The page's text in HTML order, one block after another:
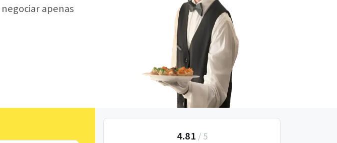
apenas
4.81 / 5